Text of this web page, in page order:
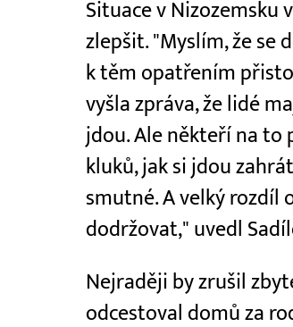
Situace v Nizozemsku
zlepšit. "Myslím, že se
k těm opatřením
vyšla zpráva, že lidé
jdou. Ale někteří na to
kluků, jak si jdou
smutné. A velký rozdíl
dodržovat," uvedl
Nejraději by zrušil
odcestoval domů za